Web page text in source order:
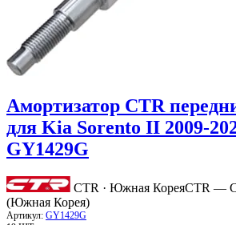
Амортизатор CTR
для Kia Sorento II 2009-
GY1429G
CTR · Южная КореяCTR —
(Южная Корея)
Артикул: GY1429G